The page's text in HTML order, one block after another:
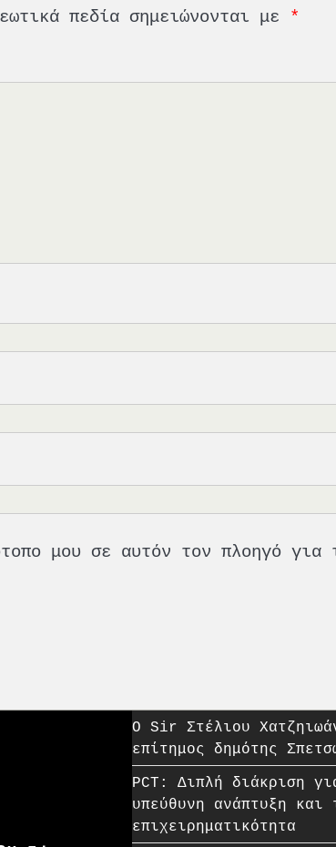
πεδία σημειώνονται με *
μου σε αυτόν τον πλοηγό για
O Sir Στέλιου
επίτημος δημότης
PCT: Διπλή διάκριση
υπεύθυνη ανάπτυξη και
επιχειρηματικότητα